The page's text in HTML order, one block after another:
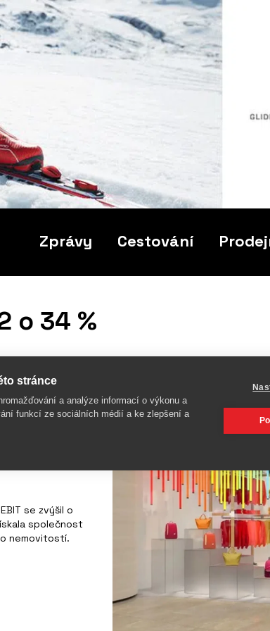
Zprávy Cestování
o 34 %
nebo
1,27 miliardy
podíl na
o 18,6 %, v
zvýšily o téměř
se zvýšil o
společnost
nemovitostí.
stránce
a analýze informací o výkonu a
funkcí ze sociálních médií a ke zlepšení a